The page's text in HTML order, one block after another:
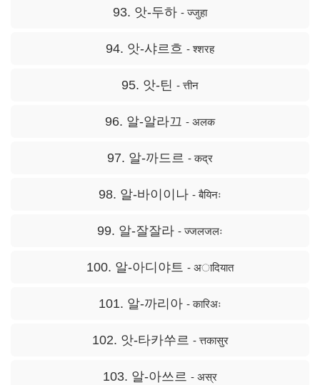
93. 앗-두하 - ज्जुहा
94. 앗-샤르흐 - श्शरह
95. 앗-틴 - त्तीन
96. 알-알라끄 - अलक
97. 알-까드르 - कद्र
98. 알-바이이나 - बैयिनः
99. 알-잘잘라 - ज्जलजलः
100. 알-아디야트 - अादियात
101. 알-까리아 - कारिअः
102. 앗-타카쑤르 - त्तकासुर
103. 알-아쓰르 - अस्र